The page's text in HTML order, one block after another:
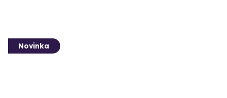
Novinka